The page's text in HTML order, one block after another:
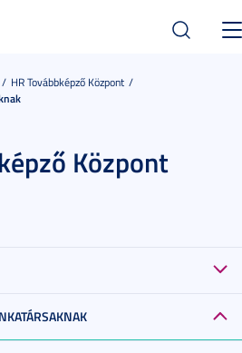
HR Továbbképző Központ
Központ